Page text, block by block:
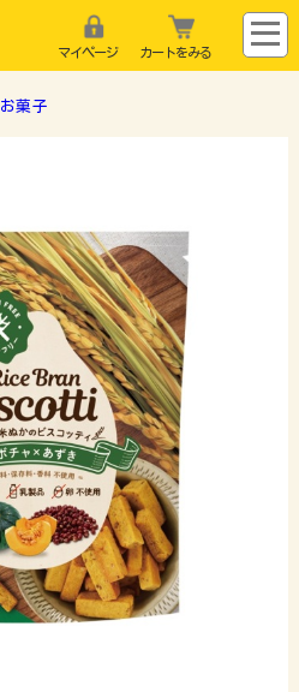
マイページ カートをみる
お菓子